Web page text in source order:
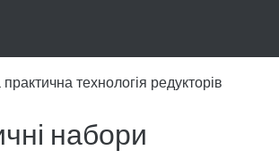
набори